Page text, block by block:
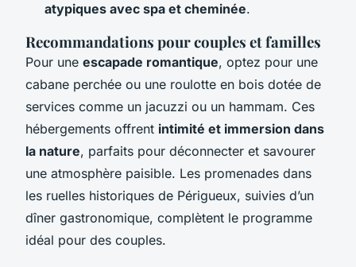
atypiques avec spa et cheminée.
Recommandations pour couples et familles
Pour une escapade romantique, optez pour une
cabane perchée ou une roulotte en bois dotée de
services comme un jacuzzi ou un hammam. Ces
hébergements offrent intimité et immersion dans
la nature, parfaits pour déconnecter et savourer
une atmosphère paisible. Les promenades dans
les ruelles historiques de Périgueux, suivies d’un
dîner gastronomique, complètent le programme
idéal pour des couples.